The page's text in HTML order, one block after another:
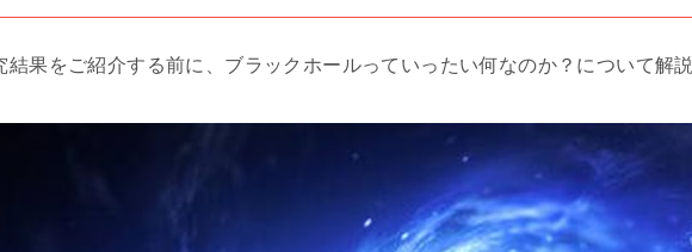
結果をご紹介する前に、ブラックホールっていったい何なのか？について解説